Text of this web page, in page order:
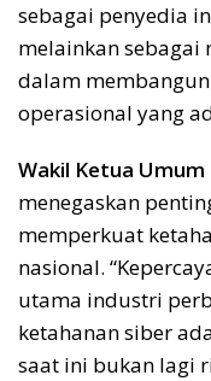
sebagai penyedia
melainkan
dalam
operasional yang
Wakil Ketua Umum
menegaskan
memperkuat
nasional.
utama industri
ketahanan siber
saat ini bukan lagi